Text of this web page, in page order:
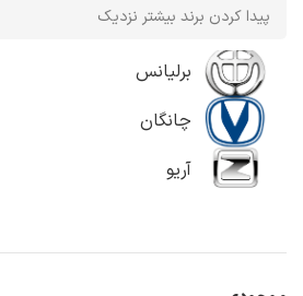
برلیانس
چانگان
آریو